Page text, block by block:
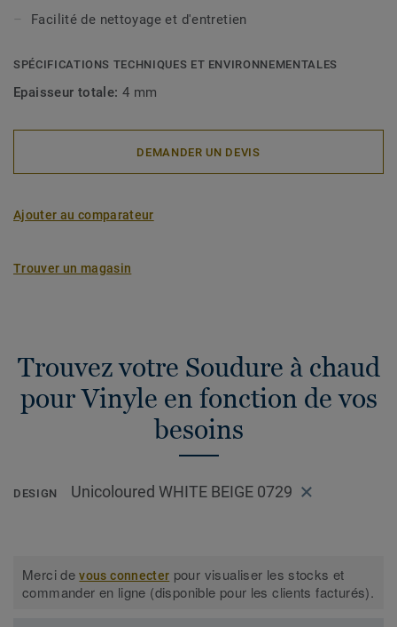
Facilité de nettoyage et d'entretien
SPÉCIFICATIONS TECHNIQUES ET ENVIRONNEMENTALES
Epaisseur totale: 4 mm
DEMANDER UN DEVIS
Ajouter au comparateur
Trouver un magasin
Trouvez votre Soudure à chaud
pour Vinyle en fonction de vos
besoins
DESIGN Unicoloured WHITE BEIGE 0729
Merci devous connecter pour visualiser les stocks et
commander en ligne (disponible pour les clients facturés).